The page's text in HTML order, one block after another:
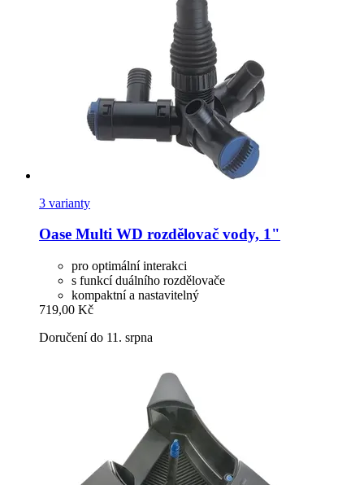
3 varianty
Oase Multi WD rozdělovač vody, 1"
pro optimální interakci
s funkcí duálního rozdělovače
kompaktní a nastavitelný
719,00 Kč
Doručení do 11. srpna